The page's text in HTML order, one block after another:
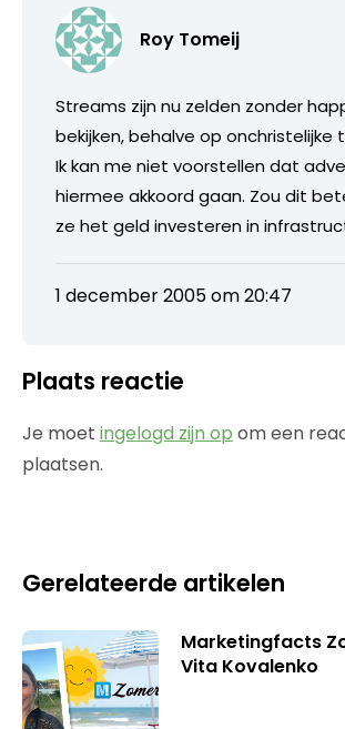
Roy Tomeij
Streams zijn nu zelden zonder
bekijken, behalve op onchristelijke
Ik kan me niet voorstellen dat
hiermee akkoord gaan. Zou dit
ze het geld investeren in
1 december 2005 om 20:47
Plaats reactie
Je moet ingelogd zijn op om een
plaatsen.
Gerelateerde artikelen
Marketingfacts
Vita Kovalenko